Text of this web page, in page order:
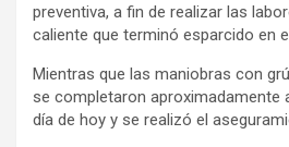
preventiva, a fin de realizar las
caliente que terminó esparcido en
Mientras que las maniobras con
se completaron aproximadamente
día de hoy y se realizó el